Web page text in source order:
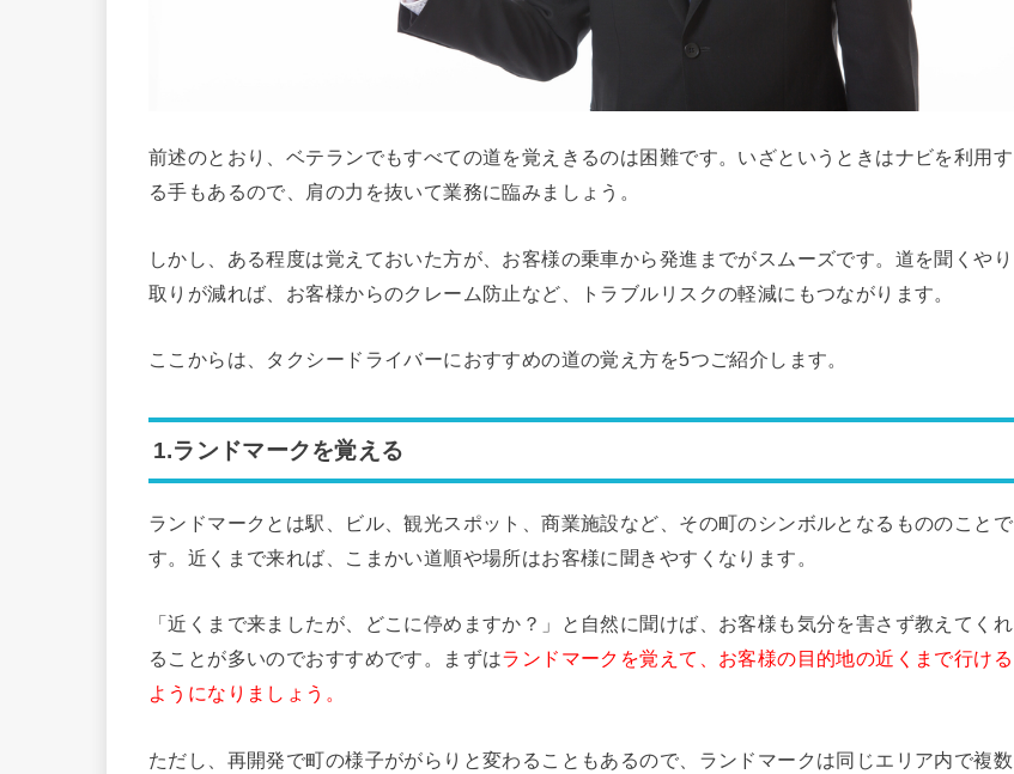
前述のとおり、ベテランでもすべての道を覚えきるのは困難です。いざというときはナビを利用す
る手もあるので、肩の力を抜いて業務に臨みましょう。
しかし、ある程度は覚えておいた方が、お客様の乗車から発進までがスムーズです。道を聞くやり
取りが減れば、お客様からのクレーム防止など、トラブルリスクの軽減にもつながります。
ここからは、タクシードライバーにおすすめの道の覚え方を5つご紹介します。
1.ランドマークを覚える
ランドマークとは駅、ビル、観光スポット、商業施設など、その町のシンボルとなるもののことで
す。近くまで来れば、こまかい道順や場所はお客様に聞きやすくなります。
「近くまで来ましたが、どこに停めますか？」と自然に聞けば、お客様も気分を害さず教えてくれ
ることが多いのでおすすめです。まずはランドマークを覚えて、お客様の目的地の近くまで行ける
ようになりましょう。
ただし、再開発で町の様子ががらりと変わることもあるので、ランドマークは同じエリア内で複数